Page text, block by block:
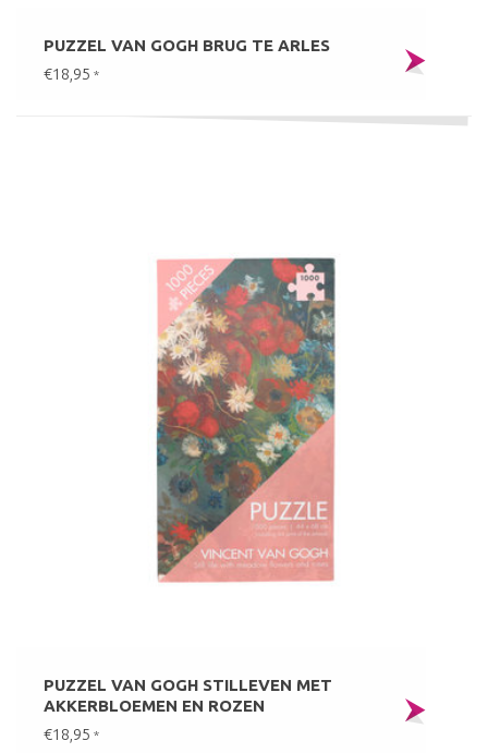
PUZZEL VAN GOGH BRUG TE ARLES
€18,95 *
PUZZEL VAN GOGH STILLEVEN MET
AKKERBLOEMEN EN ROZEN
€18,95 *